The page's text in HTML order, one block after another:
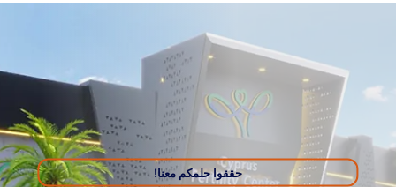
حلمكم معنا!